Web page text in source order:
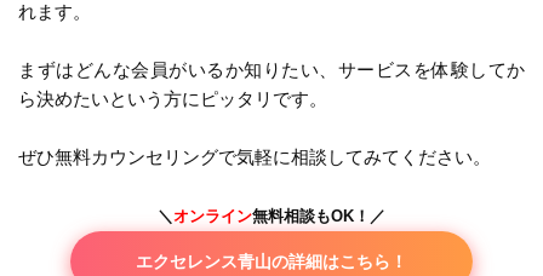
れます。
まずはどんな会員がいるか知りたい、サービスを体験してか
ら決めたいという方にピッタリです。
ぜひ無料カウンセリングで気軽に相談してみてください。
＼オンライン無料相談もOK！／
エクセレンス青山の詳細はこちら！